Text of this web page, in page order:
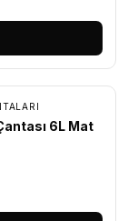
6L Mat